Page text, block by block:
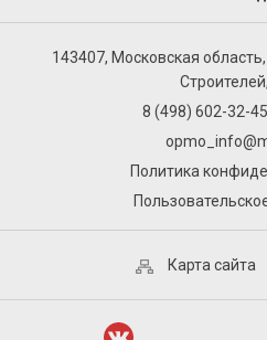
143407, Московская
8 (498) 602-32-
Политика
Карта сайта